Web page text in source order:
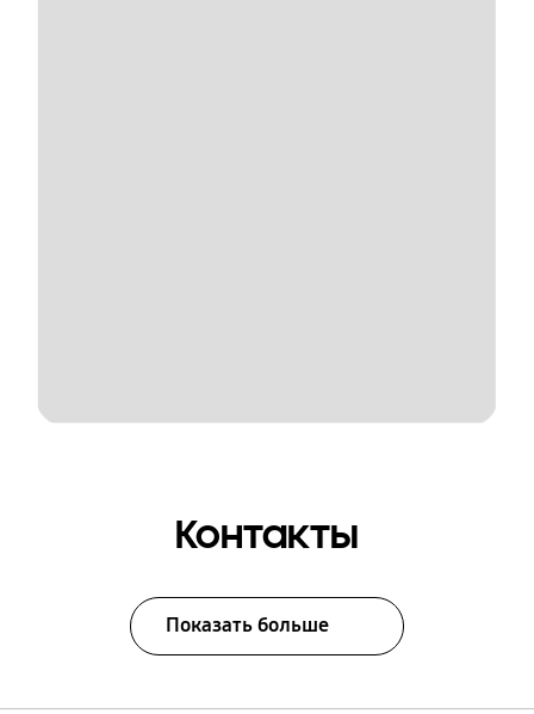
Контакты
Показать больше